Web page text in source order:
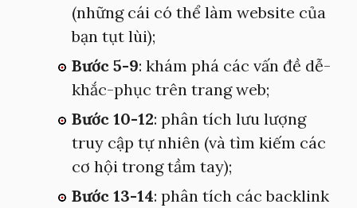
(những cái có thể làm website của
bạn tụt lùi);
Bước 5-9: khám phá các vấn đề dễ-
khắc-phục trên trang web;
Bước 10-12: phân tích lưu lượng
truy cập tự nhiên (và tìm kiếm các
cơ hội trong tầm tay);
Bước 13-14: phân tích các backlink